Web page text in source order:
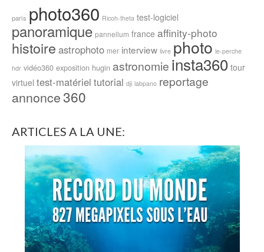
paris photo360 Ricoh-theta test-logiciel
panoramique pannellum france affinity-photo
histoire astrophoto mer interview livre photo le-perche
hdr vidéo360 exposition hugin astronomie insta360 tour
virtuel test-matériel tutorial dji labpano reportage
annonce360
ARTICLES A LA UNE: